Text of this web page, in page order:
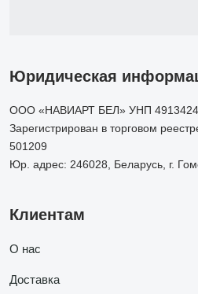
Юридическая
ООО «НАВИАРТ БЕЛ» УНП
Зарегистрирован в торговом
501209
Юр. адрес: 246028, Беларусь, г.
Клиентам
О нас
Доставка